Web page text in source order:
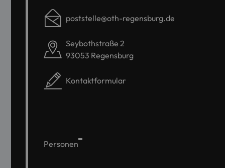
poststelle@oth-regensburg.de
Seybothstraße 2
93053 Regensburg
Kontaktformular
Personen